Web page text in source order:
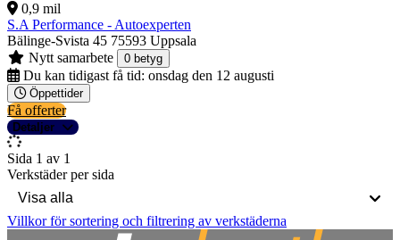
0,9 mil
S.A Performance - Autoexperten
Bälinge-Svista 45 75593 Uppsala
Nytt samarbete
0 betyg
Du kan tidigast få tid: onsdag den 12 augusti
Öppettider
Få offerter
Detaljer
Sida 1 av 1
Verkstäder per sida
Villkor för sortering och filtrering av verkstäderna